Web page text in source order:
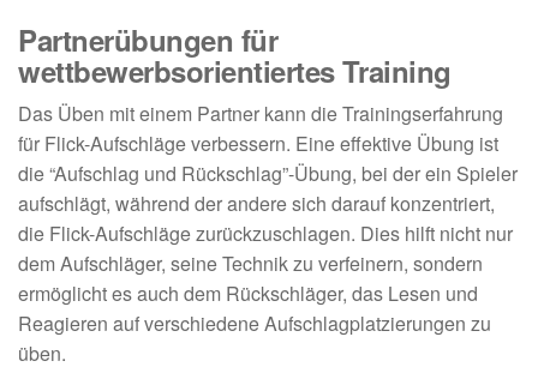
Partnerübungen für
wettbewerbsorientiertes Training
Das Üben mit einem Partner kann die Trainingserfahrung
für Flick-Aufschläge verbessern. Eine effektive Übung ist
die “Aufschlag und Rückschlag”-Übung, bei der ein Spieler
aufschlägt, während der andere sich darauf konzentriert,
die Flick-Aufschläge zurückzuschlagen. Dies hilft nicht nur
dem Aufschläger, seine Technik zu verfeinern, sondern
ermöglicht es auch dem Rückschläger, das Lesen und
Reagieren auf verschiedene Aufschlagplatzierungen zu
üben.